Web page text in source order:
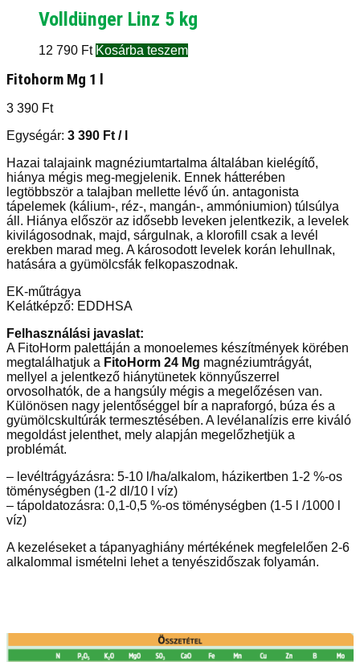
Volldünger Linz 5 kg
12 790 Ft Kosárba teszem
Fitohorm Mg 1 l
3 390 Ft
Egységár: 3 390 Ft / l
Hazai talajaink magnéziumtartalma általában kielégítő,
hiánya mégis meg-megjelenik. Ennek hátterében
legtöbbször a talajban mellette lévő ún. antagonista
tápelemek (kálium-, réz-, mangán-, ammóniumion) túlsúlya
áll. Hiánya először az idősebb leveken jelentkezik, a levelek
kivilágosodnak, majd, sárgulnak, a klorofill csak a levél
erekben marad meg. A károsodott levelek korán lehullnak,
hatására a gyümölcsfák felkopaszodnak.
EK-műtrágya
Kelátképző: EDDHSA
Felhasználási javaslat:
A FitoHorm palettáján a monoelemes készítmények körében
megtalálhatjuk a FitoHorm 24 Mg magnéziumtrágyát,
mellyel a jelentkező hiánytünetek könnyűszerrel
orvosolhatók, de a hangsúly mégis a megelőzésen van.
Különösen nagy jelentőséggel bír a napraforgó, búza és a
gyümölcskultúrák termesztésében. A levélanalízis erre kiváló
megoldást jelenthet, mely alapján megelőzhetjük a
problémát.
– levéltrágyázásra: 5-10 l/ha/alkalom, házikertben 1-2 %-os
töménységben (1-2 dl/10 l víz)
– tápoldatozásra: 0,1-0,5 %-os töménységben (1-5 l /1000 l
víz)
A kezeléseket a tápanyaghiány mértékének megfelelően 2-6
alkalommal ismételni lehet a tenyészidőszak folyamán.